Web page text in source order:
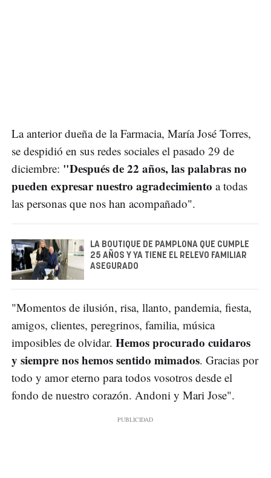
La anterior dueña de la Farmacia, María José Torres,
se despidió en sus redes sociales el pasado 29 de
diciembre: "Después de 22 años, las palabras no
pueden expresar nuestro agradecimiento a todas
las personas que nos han acompañado".
LA BOUTIQUE DE PAMPLONA QUE CUMPLE
25 AÑOS Y YA TIENE EL RELEVO FAMILIAR
ASEGURADO
"Momentos de ilusión, risa, llanto, pandemia, fiesta,
amigos, clientes, peregrinos, familia, música
imposibles de olvidar. Hemos procurado cuidaros
y siempre nos hemos sentido mimados. Gracias por
todo y amor eterno para todos vosotros desde el
fondo de nuestro corazón. Andoni y Mari Jose".